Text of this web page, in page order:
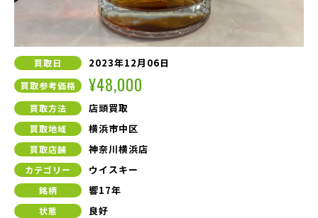
買取日 2023年12月06日
買取参考価格 ¥48,000
買取方法 店頭買取
買取地域 横浜市中区
買取店舗 神奈川横浜店
カテゴリー ウイスキー
銘柄 響17年
状態 良好